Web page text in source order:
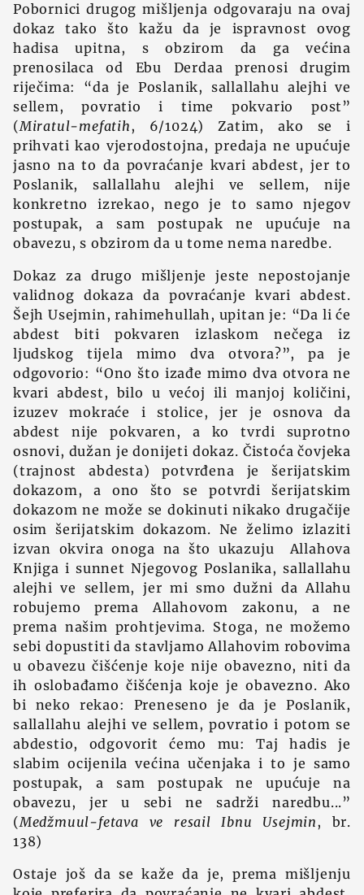
Pobornici drugog mišljenja odgovaraju na ovaj
dokaz tako što kažu da je ispravnost ovog
hadisa upitna, s obzirom da ga većina
prenosilaca od Ebu Derdaa prenosi drugim
riječima: “da je Poslanik, sallallahu alejhi ve
sellem, povratio i time pokvario post”
(Miratul-mefatih, 6/1024) Zatim, ako se i
prihvati kao vjerodostojna, predaja ne upućuje
jasno na to da povraćanje kvari abdest, jer to
Poslanik, sallallahu alejhi ve sellem, nije
konkretno izrekao, nego je to samo njegov
postupak, a sam postupak ne upućuje na
obavezu, s obzirom da u tome nema naredbe.
Dokaz za drugo mišljenje jeste nepostojanje
validnog dokaza da povraćanje kvari abdest.
Šejh Usejmin, rahimehullah, upitan je: “Da li će
abdest biti pokvaren izlaskom nečega iz
ljudskog tijela mimo dva otvora?”, pa je
odgovorio: “Ono što izađe mimo dva otvora ne
kvari abdest, bilo u većoj ili manjoj količini,
izuzev mokraće i stolice, jer je osnova da
abdest nije pokvaren, a ko tvrdi suprotno
osnovi, dužan je donijeti dokaz. Čistoća čovjeka
(trajnost abdesta) potvrđena je šerijatskim
dokazom, a ono što se potvrdi šerijatskim
dokazom ne može se dokinuti nikako drugačije
osim šerijatskim dokazom. Ne želimo izlaziti
izvan okvira onoga na što ukazuju Allahova
Knjiga i sunnet Njegovog Poslanika, sallallahu
alejhi ve sellem, jer mi smo dužni da Allahu
robujemo prema Allahovom zakonu, a ne
prema našim prohtjevima. Stoga, ne možemo
sebi dopustiti da stavljamo Allahovim robovima
u obavezu čišćenje koje nije obavezno, niti da
ih oslobađamo čišćenja koje je obavezno. Ako
bi neko rekao: Preneseno je da je Poslanik,
sallallahu alejhi ve sellem, povratio i potom se
abdestio, odgovorit ćemo mu: Taj hadis je
slabim ocijenila većina učenjaka i to je samo
postupak, a sam postupak ne upućuje na
obavezu, jer u sebi ne sadrži naredbu...”
(Medžmuul-fetava ve resail Ibnu Usejmin, br.
138)
Ostaje još da se kaže da je, prema mišljenju